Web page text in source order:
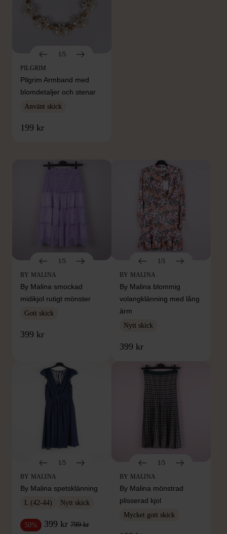
1/5
PILGRIM
Pilgrim Armband med
blomdetaljer och stenar
Använt skick
199 kr
FRÅN SAMMA VARUMÄRKE
1/5
BY MALINA
By Malina smockad
midikjol rutigt mönster
Gott skick
399 kr
1/5
BY MALINA
By Malina blommig
volangklänning med lång
ärm
Nytt skick
399 kr
1/5
BY MALINA
By Malina spetsklänning
L (42-44) Nytt skick
50% 399 kr 799 kr
1/5
BY MALINA
By Malina mönstrad
plisserad kjol
Mycket gott skick